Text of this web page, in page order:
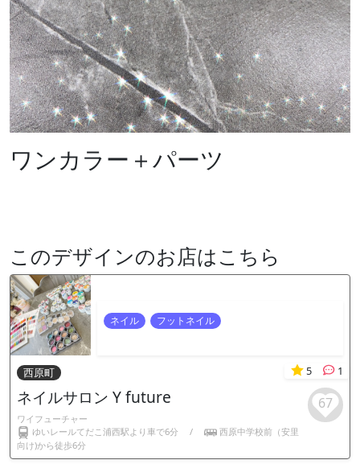
ワンカラー＋パーツ
このデザインのお店はこちら
ネイル フットネイル
西原町 5 1
ネイルサロン Y future
ワイフューチャー
ゆいレールてだこ浦西駅より車で6分
/
西原中学校前（安里
向け)から徒歩6分
67